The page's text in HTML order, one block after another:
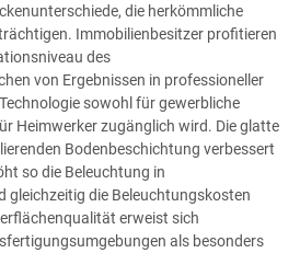
die herkömmliche
Immobilienbesitzer profitieren
des
von Ergebnissen in professioneller
sowohl für gewerbliche
Heimwerker zugänglich wird. Die glatte
Bodenbeschichtung verbessert
so die Beleuchtung in
gleichzeitig die Beleuchtungskosten
erweist sich
als besonders